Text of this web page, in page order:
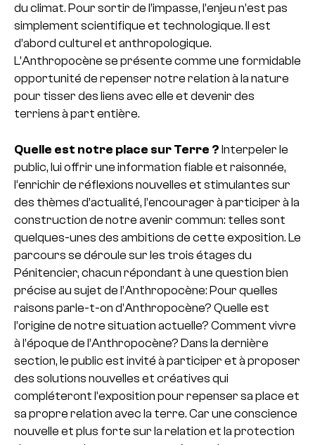
du climat. Pour sortir de l’impasse, l’enjeu n’est pas
simplement scientifique et technologique. Il est
d’abord culturel et anthropologique.
L’Anthropocène se présente comme une formidable
opportunité de repenser notre relation à la nature
pour tisser des liens avec elle et devenir des
terriens à part entière.
Quelle est notre place sur Terre ? Interpeler le
public, lui offrir une information fiable et raisonnée,
l’enrichir de réflexions nouvelles et stimulantes sur
des thèmes d’actualité, l’encourager à participer à la
construction de notre avenir commun: telles sont
quelques-unes des ambitions de cette exposition. Le
parcours se déroule sur les trois étages du
Pénitencier, chacun répondant à une question bien
précise au sujet de l’Anthropocène: Pour quelles
raisons parle-t-on d’Anthropocène? Quelle est
l’origine de notre situation actuelle? Comment vivre
à l’époque de l’Anthropocène? Dans la dernière
section, le public est invité à participer et à proposer
des solutions nouvelles et créatives qui
compléteront l’exposition pour repenser sa place et
sa propre relation avec la terre. Car une conscience
nouvelle et plus forte sur la relation et la protection